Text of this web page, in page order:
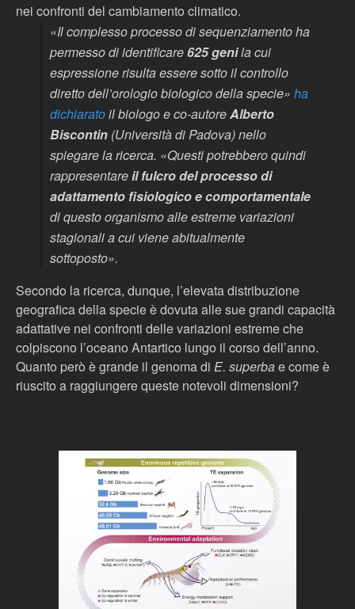
nei confronti del cambiamento climatico.
«Il complesso processo di sequenziamento ha
permesso di identificare625 genila cui
espressione risulta essere sotto il controllo
diretto dell’orologio biologico della specie» ha
dichiaratoil biologo e co-autoreAlberto
Biscontin (Università di Padova) nello
spiegare la ricerca. «Questi potrebbero quindi
rappresentareil fulcro del processo di
adattamento fisiologico e comportamentale
di questo organismo alle estreme variazioni
stagionali a cui viene abitualmente
sottoposto».
Secondo la ricerca, dunque, l’elevata distribuzione
geografica della specie è dovuta alle sue grandi capacità
adattative nei confronti delle variazioni estreme che
colpiscono l’oceano Antartico lungo il corso dell’anno.
Quanto però è grande il genoma di E. superbae come è
riuscito a raggiungere queste notevoli dimensioni?